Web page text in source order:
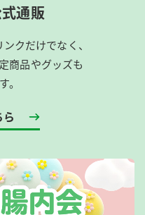
通販
クだけでなく、
商品やグッズも
。